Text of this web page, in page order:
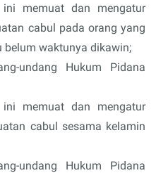
memuat dan mengatur
cabul pada orang yang
belum waktunya dikawin;
undang Hukum Pidana
memuat dan mengatur
cabul sesama kelamin
undang Hukum Pidana